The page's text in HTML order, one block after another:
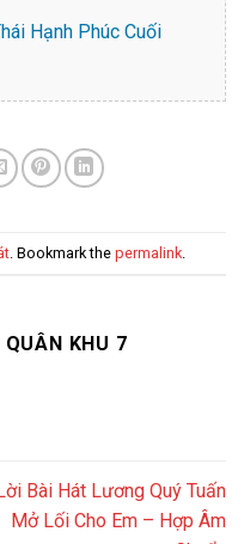
Hạnh Phúc Cuối
. Bookmark the permalink.
KHU 7
Bài Hát Lương Quý Tuấn
Mở Lối Cho Em – Hợp Âm